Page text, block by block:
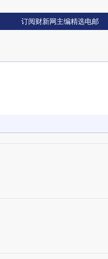
订阅财新网主编精选电邮